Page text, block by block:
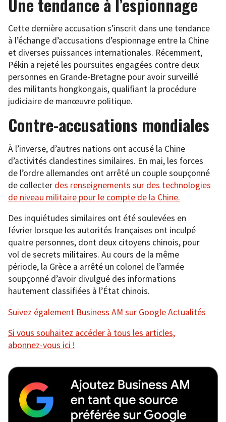
Cette dernière accusation s’inscrit dans une tendance
à l’échange d’accusations d’espionnage entre la Chine
et diverses puissances internationales. Récemment,
Pékin a rejeté les poursuites engagées contre deux
personnes en Grande-Bretagne pour avoir surveillé
des militants hongkongais, qualifiant la procédure
judiciaire de manœuvre politique.
Contre-accusations mondiales
À l’inverse, d’autres nations ont accusé la Chine
d’activités clandestines similaires. En mai, les forces
de l’ordre allemandes ont arrêté un couple soupçonné
de collecter des renseignements sur des technologies
de niveau militaire pour le compte de la Chine.
Des inquiétudes similaires ont été soulevées en
février lorsque les autorités françaises ont inculpé
quatre personnes, dont deux citoyens chinois, pour
vol de secrets militaires. Au cours de la même
période, la Grèce a arrêté un colonel de l’armée
soupçonné d’avoir divulgué des informations
hautement classifiées à l’État chinois.
Suivez également Business AM sur Google Actualités
Si vous souhaitez accéder à tous les articles,
abonnez-vous ici !